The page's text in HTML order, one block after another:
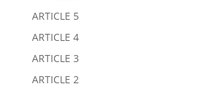
ARTICLE 5
ARTICLE 4
ARTICLE 3
ARTICLE 2